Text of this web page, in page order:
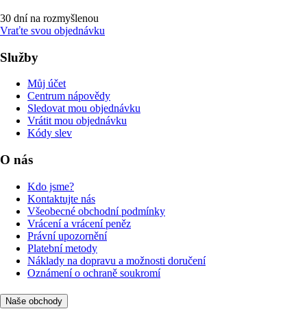
30 dní na rozmyšlenou
Vraťte svou objednávku
Služby
Můj účet
Centrum nápovědy
Sledovat mou objednávku
Vrátit mou objednávku
Kódy slev
O nás
Kdo jsme?
Kontaktujte nás
Všeobecné obchodní podmínky
Vrácení a vrácení peněz
Právní upozornění
Platební metody
Náklady na dopravu a možnosti doručení
Oznámení o ochraně soukromí
Naše obchody